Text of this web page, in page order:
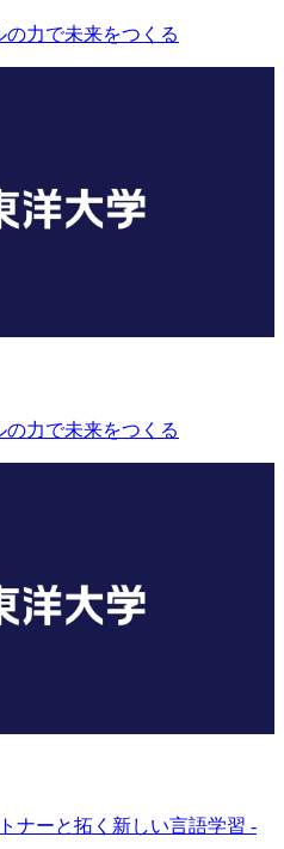
の力で未来をつくる
の力で未来をつくる
ナーと拓く新しい言語学習 -